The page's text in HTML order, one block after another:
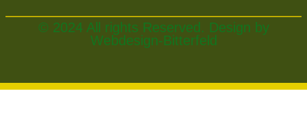
© 2024 All rights Reserved. Design by
Webdesign-Bitterfeld